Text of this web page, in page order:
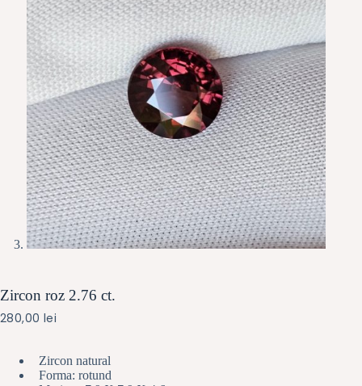
Zircon roz 2.76 ct.
280,00 lei
Zircon natural
Forma: rotund